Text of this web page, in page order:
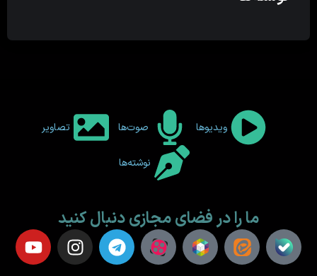
ویدیوها صوت‌ها تصاویر
نوشته‌ها
ما را در فضای مجازی دنبال کنید